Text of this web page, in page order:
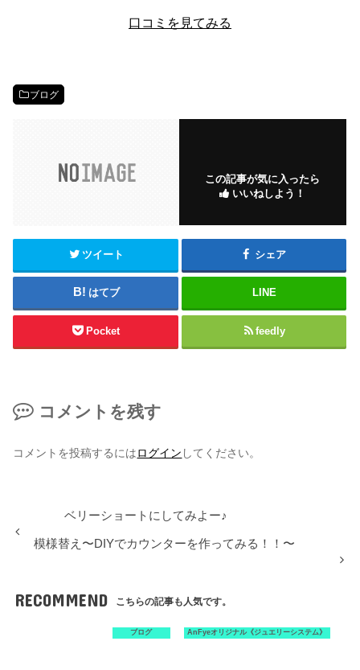
口コミを見てみる
ブログ
この記事が気に入ったら
いいねしよう！
ツイート シェア
はてブ LINE
Pocket feedly
コメントを残す
コメントを投稿するにはログイン してください。
ベリーショートにしてみよー♪
模様替え〜DIYでカウンターを作ってみる！！〜
RECOMMEND こちらの記事も人気です。
ブログ AnFyeオリジナル《ジュエリーシステム》